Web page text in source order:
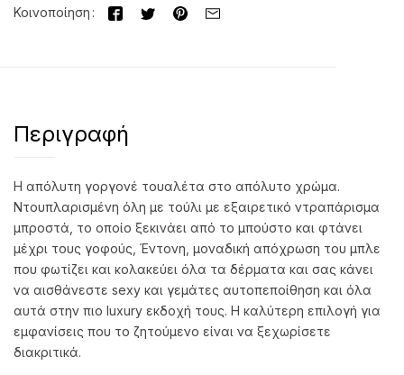
Κοινοποίηση
Περιγραφή
Η απόλυτη γοργονέ τουαλέτα στο απόλυτο χρώμα.
Ντουπλαρισμένη όλη με τούλι με εξαιρετικό ντραπάρισμα
μπροστά, το οποίο ξεκινάει από το μπούστο και φτάνει
μέχρι τους γοφούς, Έντονη, μοναδική απόχρωση του μπλε
που φωτίζει και κολακεύει όλα τα δέρματα και σας κάνει
να αισθάνεστε sexy και γεμάτες αυτοπεποίθηση και όλα
αυτά στην πιο luxury εκδοχή τους. Η καλύτερη επιλογή για
εμφανίσεις που το ζητούμενο είναι να ξεχωρίσετε
διακριτικά.